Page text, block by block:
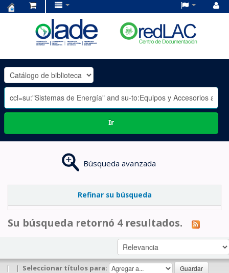
OLADE
-
Ir
Búsqueda avanzada
Refinar su búsqueda
Su búsqueda retornó 4 resultados.
| | Seleccionar títulos para: